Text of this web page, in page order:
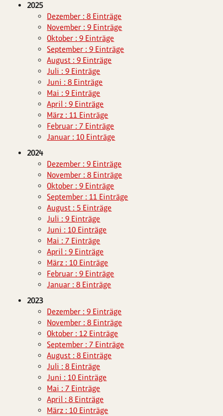
2025
Dezember : 8 Einträge
November : 9 Einträge
Oktober : 9 Einträge
September : 9 Einträge
August : 9 Einträge
Juli : 9 Einträge
Juni : 8 Einträge
Mai : 9 Einträge
April : 9 Einträge
März : 11 Einträge
Februar : 7 Einträge
Januar : 10 Einträge
2024
Dezember : 9 Einträge
November : 8 Einträge
Oktober : 9 Einträge
September : 11 Einträge
August : 5 Einträge
Juli : 9 Einträge
Juni : 10 Einträge
Mai : 7 Einträge
April : 9 Einträge
März : 10 Einträge
Februar : 9 Einträge
Januar : 8 Einträge
2023
Dezember : 9 Einträge
November : 8 Einträge
Oktober : 12 Einträge
September : 7 Einträge
August : 8 Einträge
Juli : 8 Einträge
Juni : 10 Einträge
Mai : 7 Einträge
April : 8 Einträge
März : 10 Einträge